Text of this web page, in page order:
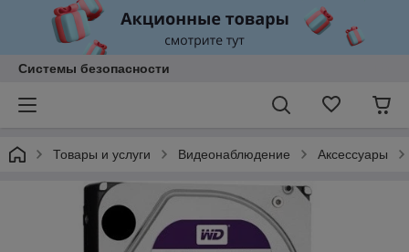
Системы безопасности
Товары и услуги Видеонаблюдение Аксессуары